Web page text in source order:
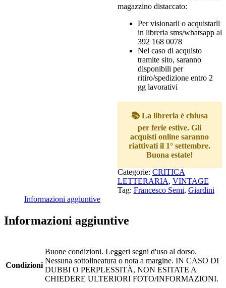
magazzino distaccato:
Per visionarli o acquistarli
in libreria sms/whatsapp al
392 168 0078
Nel caso di acquisto
tramite sito, saranno
disponibili per
ritiro/spedizione entro 2
gg lavorativi
📚 La libreria è chiusa
per ferie estive. Gli
acquisti online saranno
riattivati il 1° settembre.
Buona estate!
Categorie: CRITICA
LETTERARIA, VINTAGE
Tag: Francesco Semi, Giardini
Informazioni aggiuntive
Informazioni aggiuntive
Condizioni
Buone condizioni. Leggeri segni d'uso al dorso.
Nessuna sottolineatura o nota a margine. IN CASO DI
DUBBI O PERPLESSITÀ, NON ESITATE A
CHIEDERE ULTERIORI FOTO/INFORMAZIONI.